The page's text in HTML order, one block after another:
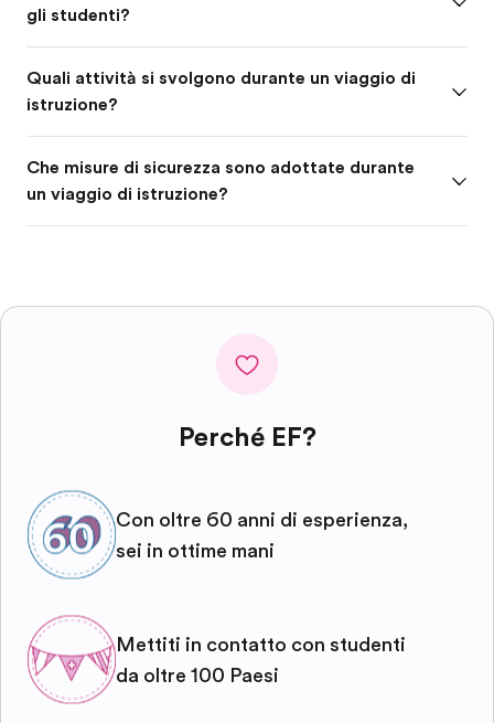
gli studenti?
Quali attività si svolgono durante un viaggio di
istruzione?
Che misure di sicurezza sono adottate durante
un viaggio di istruzione?
Perché EF?
Con oltre 60 anni di esperienza,
sei in ottime mani
Mettiti in contatto con studenti
da oltre 100 Paesi